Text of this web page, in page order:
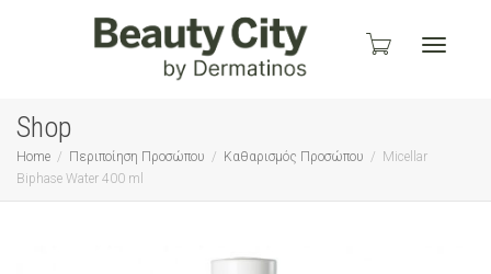
Shop
Home Περιποίηση Προσώπου Καθαρισμός Προσώπου
Micellar
Biphase Water 400 ml